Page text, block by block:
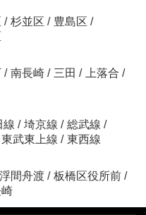
/ 杉並区 / 豊島区 /
/ 南長崎 / 三田 / 上落合 /
線 / 埼京線 / 総武線 /
東武東上線 / 東西線
浮間舟渡 / 板橋区役所前 /